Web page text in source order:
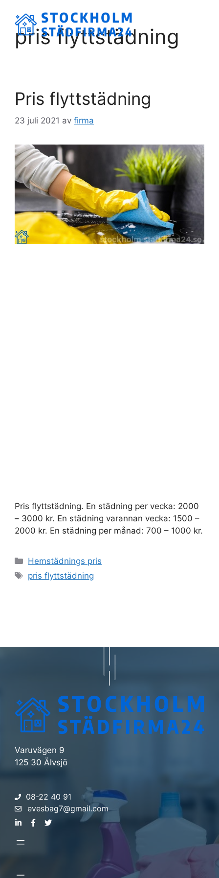
innehållpris flyttstädning
Pris flyttstädning
23 juli 2021 av firma
Pris flyttstädning. En städning per vecka: 2000
– 3000 kr. En städning varannan vecka: 1500 –
2000 kr. En städning per månad: 700 – 1000 kr.
Kategorier
Hemstädnings pris
Etiketter
pris flyttstädning
Varuvägen 9
125 30 Älvsjö
08-22 40 91
evesbag7@gmail.com